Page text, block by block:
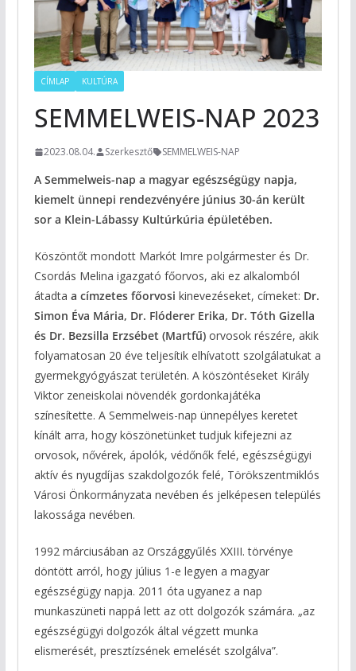
CÍMLAP KULTÚRA
SEMMELWEIS-NAP 2023
2023.08.04. Szerkesztő SEMMELWEIS-NAP
A Semmelweis-nap a magyar egészségügy napja,
kiemelt ünnepi rendezvényére június 30-án került
sor a Klein-Lábassy Kultúrkúria épületében.
Köszöntőt mondott Markót Imre polgármester és Dr.
Csordás Melina igazgató főorvos, aki ez alkalomból
átadta a címzetes főorvosi kinevezéseket, címeket: Dr.
Simon Éva Mária, Dr. Flóderer Erika, Dr. Tóth Gizella
és Dr. Bezsilla Erzsébet (Martfű)orvosok részére, akik
folyamatosan 20 éve teljesítik elhívatott szolgálatukat a
gyermekgyógyászat területén. A köszöntéseket Király
Viktor zeneiskolai növendék gordonkajátéka
színesítette. A Semmelweis-nap ünnepélyes keretet
kínált arra, hogy köszönetünket tudjuk kifejezni az
orvosok, nővérek, ápolók, védőnők felé, egészségügyi
aktív és nyugdíjas szakdolgozók felé, Törökszentmiklós
Városi Önkormányzata nevében és jelképesen település
lakossága nevében.
1992 márciusában az Országgyűlés XXIII. törvénye
döntött arról, hogy július 1-e legyen a magyar
egészségügy napja. 2011 óta ugyanez a nap
munkaszüneti nappá lett az ott dolgozók számára. „az
egészségügyi dolgozók által végzett munka
elismerését, presztízsének emelését szolgálva”.